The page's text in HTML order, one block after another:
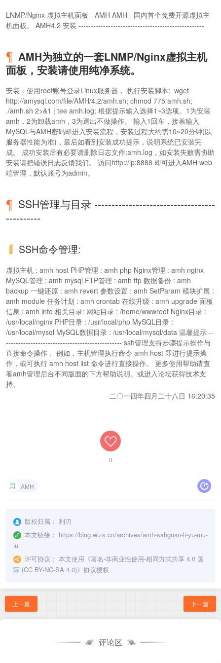
LNMP/Nginx 虚拟主机面板 - AMH AMH - 国内首个免费开源虚拟主
机面板。 AMH4.2 安装 ---------------------------------------------------
AMH为独立的一套LNMP/Nginx虚拟主机
面板，安装请使用纯净系统。
安装：使用root账号登录Linux服务器， 执行安装脚本: wget
http://amysql.com/file/AMH/4.2/amh.sh; chmod 775 amh.sh;
./amh.sh 2>&1 | tee amh.log; 根据提示输入选择1~3选项。1为安装
amh，2为卸载amh，3为退出不做操作。 输入1回车，接着输入
MySQL与AMH密码即进入安装流程，安装过程大约需10~20分钟(以
服务器性能为准)，最后如看到安装成功提示，说明系统已安装完
成。 成功安装后有必要请删除日志文件:amh.log，如安装失败需协助
安装请把错误日志反馈我们。 访问http://ip:8888 即可进入AMH web
端管理，默认账号为admin。
SSH管理与目录 -----------------------------------
----------
SSH命令管理:
虚拟主机 : amh host PHP管理 : amh php Nginx管理 : amh nginx
MySQL管理 : amh mysql FTP管理 : amh ftp 数据备份 : amh
backup 一键还原 : amh revert 参数设置 : amh SetParam 模块扩展 :
amh module 任务计划 : amh crontab 在线升级 : amh upgrade 面板
信息 : amh info 相关目录: 网站目录 : /home/wwwroot Nginx目录 :
/usr/local/nginx PHP目录 : /usr/local/php MySQL目录 :
/usr/local/mysql MySQL数据目录 : /usr/local/mysql/data 温馨提示 --
----------------------------------------------- ssh管理支持步骤提示操作与
直接命令操作， 例如，主机管理执行命令 amh host 即进行提示操
作，或可执行 amh host list 命令进行直接操作。 更多使用帮助请查
看amh管理后台不同版面的下方帮助说明。或进入论坛获得技术支
持。
二〇一四年四月二十八日 16:20:35
0
AMH
版权归属： 利刃
本文链接： https://blog.wlzs.cn/archives/amh-sshguan-li-yu-mu-
lu
许可协议： 本文使用《署名-非商业性使用-相同方式共享 4.0 国
际 (CC BY-NC-SA 4.0)》协议授权
上一篇 下一篇
评论区